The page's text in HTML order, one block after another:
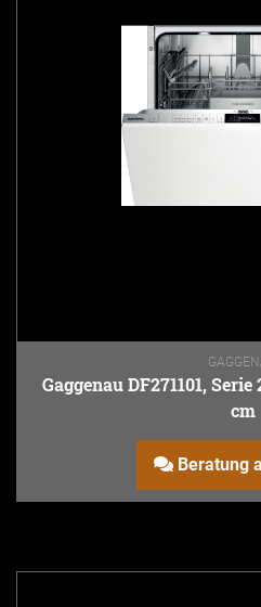
Gaggenau DF271101,
cm
Beratung